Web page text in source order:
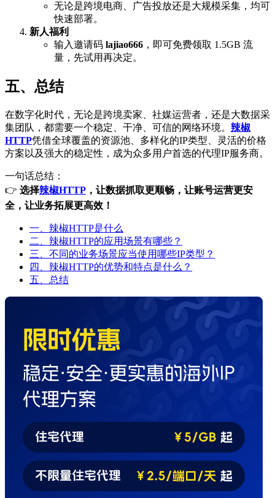
无论是跨境电商、广告投放还是大规模采集，均可
快速部署。
新人福利
输入邀请码 lajiao666 ，即可免费领取 1.5GB 流
量，先试用再决定。
五、总结
在数字化时代，无论是跨境卖家、社媒运营者，还是大数据采
集团队，都需要一个稳定、干净、可信的网络环境。 辣椒
HTTP凭借全球覆盖的资源池、多样化的IP类型、灵活的价格
方案以及强大的稳定性，成为众多用户首选的代理IP服务商。
一句话总结：
👉 选择辣椒HTTP ，让数据抓取更顺畅，让账号运营更安
全，让业务拓展更高效！
一、辣椒HTTP是什么
二、辣椒HTTP的应用场景有哪些？
三、不同的业务场景应当使用哪些IP类型？
四、辣椒HTTP的优势和特点是什么？
五、总结